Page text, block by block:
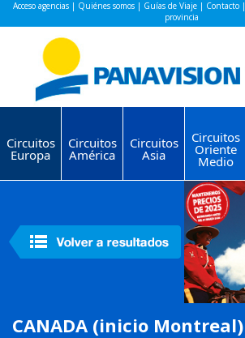
Acceso agencias | Quiénes somos | Guías de Viaje | Contacto |
provincia
Circuitos
Europa
Circuitos
América
Circuitos
Asia
Circuitos
Oriente
Medio
CANADA (inicio Montreal)